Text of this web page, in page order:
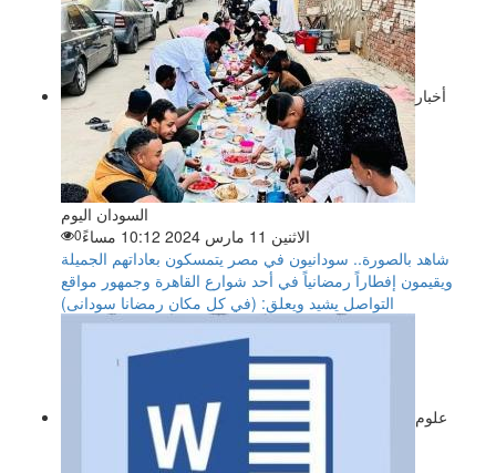
أخبار
السودان اليوم
الاثنين 11 مارس 2024 10:12 مساءً
0
شاهد بالصورة.. سودانيون في مصر يتمسكون بعاداتهم الجميلة
ويقيمون إفطاراً رمضانياً في أحد شوارع القاهرة وجمهور مواقع
التواصل يشيد ويعلق: (في كل مكان رمضانا سودانى)
علوم